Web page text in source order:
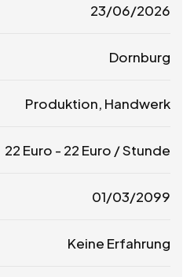
23/06/2026
Dornburg
Produktion, Handwerk
22 Euro - 22 Euro / Stunde
01/03/2099
Keine Erfahrung